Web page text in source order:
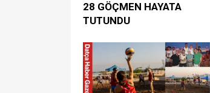
28 GÖÇMEN HAYATA
TUTUNDU